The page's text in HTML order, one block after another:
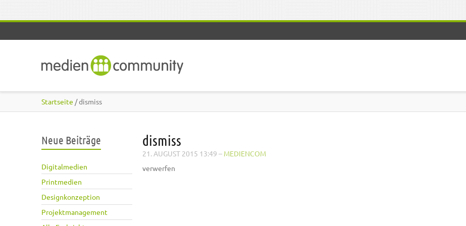
Startseite / dismiss
Neue Beiträge
Digitalmedien
Printmedien
Designkonzeption
Projektmanagement
dismiss
21. AUGUST 2015 13:49 – MEDIENCOM
verwerfen